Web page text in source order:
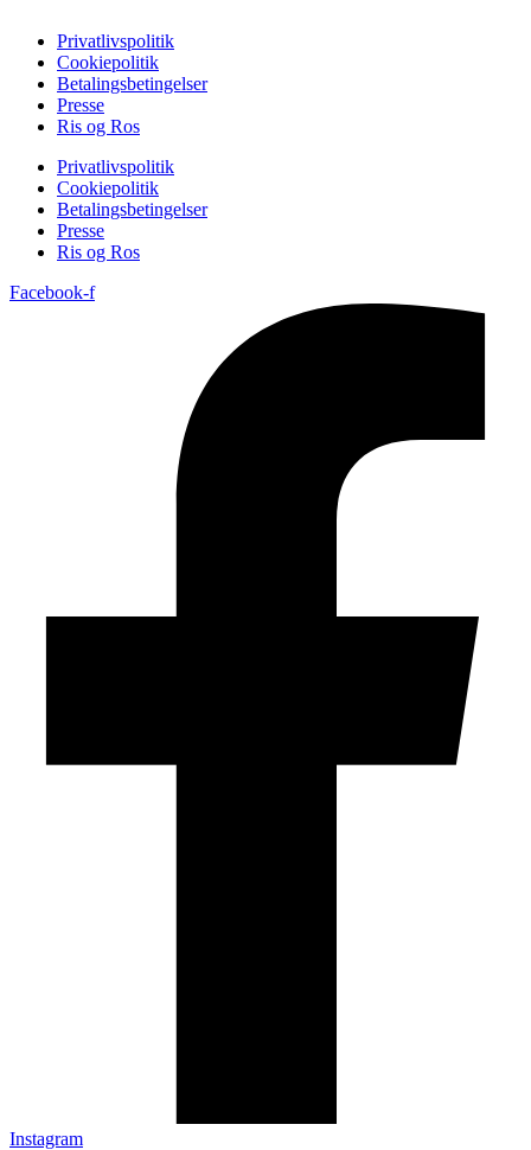
Privatlivspolitik
Cookiepolitik
Betalingsbetingelser
Presse
Ris og Ros
Privatlivspolitik
Cookiepolitik
Betalingsbetingelser
Presse
Ris og Ros
Facebook-f
Instagram